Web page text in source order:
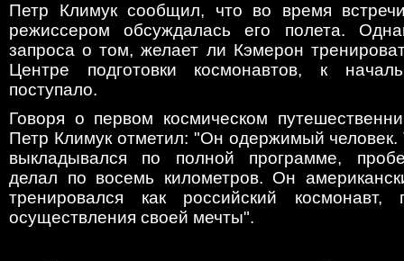
Петр Климук сообщил, что во время
режиссером обсуждалась его полета.
запроса о том, желает ли Кэмерон
Центре подготовки космонавтов, к
поступало.
Говоря о первом космическом
Петр Климук отметил: "Он одержимый человек.
выкладывался по полной программе,
делал по восемь километров. Он
тренировался как российский космонавт,
осуществления своей мечты".